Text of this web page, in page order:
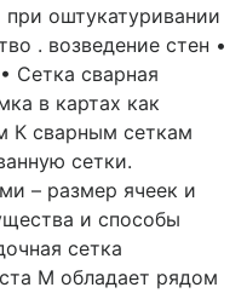
оштукатуривании
. возведение стен •
Сетка сварная
в картах как
К сварным сеткам
сетки.
– размер ячеек и
и способы
сетка
М обладает рядом